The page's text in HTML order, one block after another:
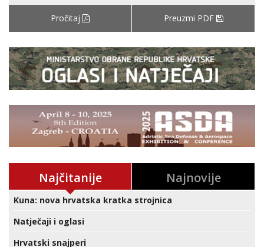
Pročitaj Preuzmi PDF
Najčitanije Najnovije
Kuna: nova hrvatska kratka strojnica
Natječaji i oglasi
Hrvatski snajperi